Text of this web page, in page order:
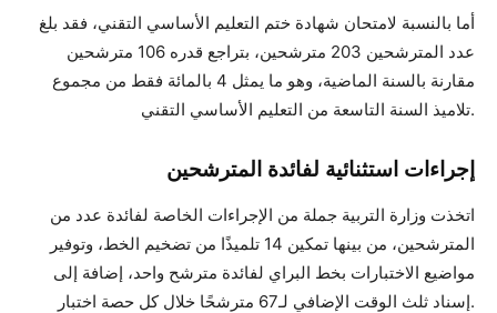
أما بالنسبة لامتحان شهادة ختم التعليم الأساسي التقني، فقد بلغ
عدد المترشحين 203 مترشحين، بتراجع قدره 106 مترشحين
مقارنة بالسنة الماضية، وهو ما يمثل 4 بالمائة فقط من مجموع
تلاميذ السنة التاسعة من التعليم الأساسي التقني.
إجراءات استثنائية لفائدة المترشحين
اتخذت وزارة التربية جملة من الإجراءات الخاصة لفائدة عدد من
المترشحين، من بينها تمكين 14 تلميذًا من تضخيم الخط، وتوفير
مواضيع الاختبارات بخط البراي لفائدة مترشح واحد، إضافة إلى
إسناد ثلث الوقت الإضافي لـ67 مترشحًا خلال كل حصة اختبار.